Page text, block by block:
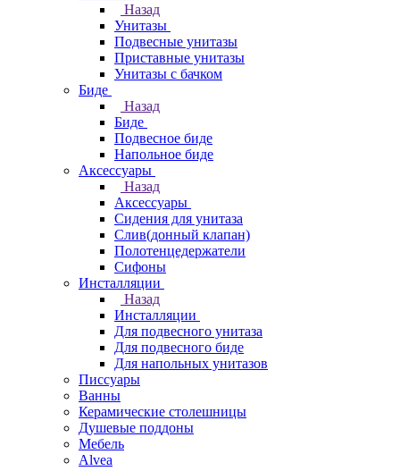
Назад
Унитазы
Подвесные унитазы
Приставные унитазы
Унитазы с бачком
Биде
Назад
Биде
Подвесное биде
Напольное биде
Аксессуары
Назад
Аксессуары
Сидения для унитаза
Слив(донный клапан)
Полотенцедержатели
Сифоны
Инсталляции
Назад
Инсталляции
Для подвесного унитаза
Для подвесного биде
Для напольных унитазов
Писсуары
Ванны
Керамические столешницы
Душевые поддоны
Мебель
Alvea